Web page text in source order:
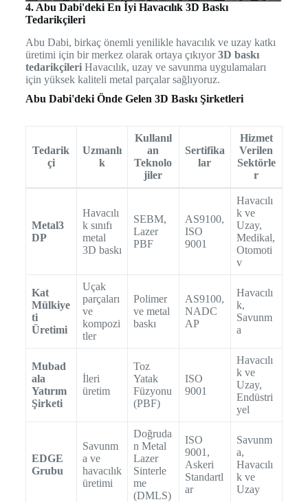
4. Abu Dabi'deki En İyi Havacılık 3D Baskı
Tedarikçileri
Abu Dabi, birkaç önemli yenilikle havacılık ve uzay katkı
üretimi için bir merkez olarak ortaya çıkıyor3D baskı
tedarikçileriHavacılık, uzay ve savunma uygulamaları
için yüksek kaliteli metal parçalar sağlıyoruz.
Abu Dabi'deki Önde Gelen 3D Baskı Şirketleri
Tedarik
çi
Uzmanlı
k
Kullanıl
an
Teknolo
jiler
Sertifika
lar
Hizmet
Verilen
Sektörle
r
Metal3
DP
Havacılı
k sınıfı
metal
3D baskı
SEBM,
Lazer
PBF
AS9100,
ISO
9001
Havacılı
k ve
Uzay,
Medikal,
Otomoti
v
Kat
Mülkiye
ti
Üretimi
Uçak
parçaları
ve
kompozi
tler
Polimer
ve metal
baskı
AS9100,
NADC
AP
Havacılı
k,
Savunm
a
Mubad
ala
Yatırım
Şirketi
İleri
üretim
Toz
Yatak
Füzyonu
(PBF)
ISO
9001
Havacılı
k ve
Uzay,
Endüstri
yel
EDGE
Grubu
Savunm
a ve
havacılık
üretimi
Doğruda
n Metal
Lazer
Sinterle
me
(DMLS)
ISO
9001,
Askeri
Standartl
ar
Savunm
a,
Havacılı
k ve
Uzay